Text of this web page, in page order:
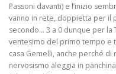
Passoni davanti) e l’inizio
vanno in rete, doppietta per il
secondo… 3 a 0 dunque per la
ventesimo del primo tempo e
casa Gemelli, anche perché
nervosismo aleggia in